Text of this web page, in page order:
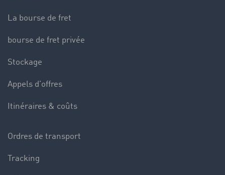
La bourse de fret
bourse de fret privée
Stockage
Appels d’offres
Itinéraires & coûts
Ordres de transport
Tracking